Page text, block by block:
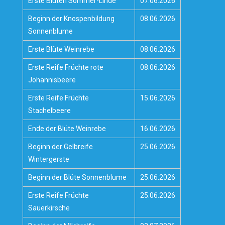
Beginn der Knospenbildung
Sonnenblume
08.06.2026
Erste Blüte Weinrebe 08.06.2026
Erste Reife Früchte rote
Johannisbeere
08.06.2026
Erste Reife Früchte
Stachelbeere
15.06.2026
Ende der Blüte Weinrebe 16.06.2026
Beginn der Gelbreife
Wintergerste
25.06.2026
Beginn der Blüte Sonnenblume 25.06.2026
Erste Reife Früchte
Sauerkirsche
25.06.2026